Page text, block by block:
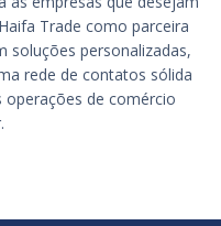
Trade como parceira
soluções personalizadas,
rede de contatos sólida
operações de comércio